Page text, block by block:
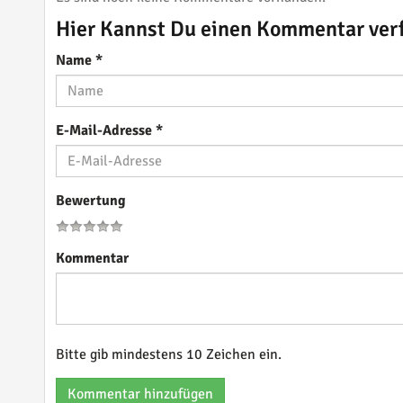
Hier Kannst Du einen Kommentar
Name *
E-Mail-Adresse *
Bewertung
Kommentar
Bitte gib mindestens 10 Zeichen ein.
Kommentar hinzufügen